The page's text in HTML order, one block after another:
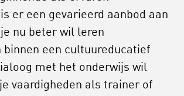
er een gevarieerd aanbod aan
nu beter wil leren
binnen een cultuureducatief
met het onderwijs wil
vaardigheden als trainer of